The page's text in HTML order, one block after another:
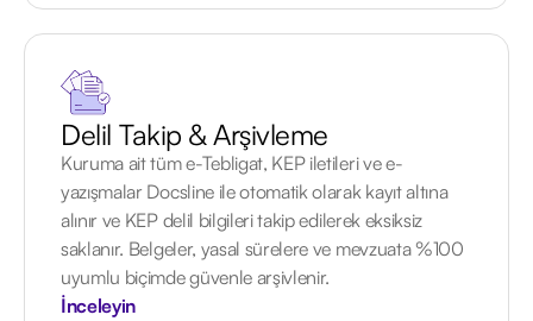
Delil Takip & Arşivleme
Kuruma ait tüm e-Tebligat, KEP iletileri ve e-
yazışmalar Docsline ile otomatik olarak kayıt altına
alınır ve KEP delil bilgileri takip edilerek eksiksiz
saklanır. Belgeler, yasal sürelere ve mevzuata %100
uyumlu biçimde güvenle arşivlenir.
İnceleyin